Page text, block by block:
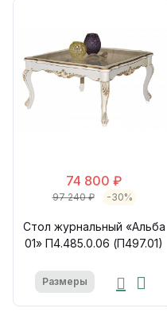
74 800 ₽
97 240 ₽ -30%
Стол журнальный «Альба
01» П4.485.0.06 (П497.01)
Размеры